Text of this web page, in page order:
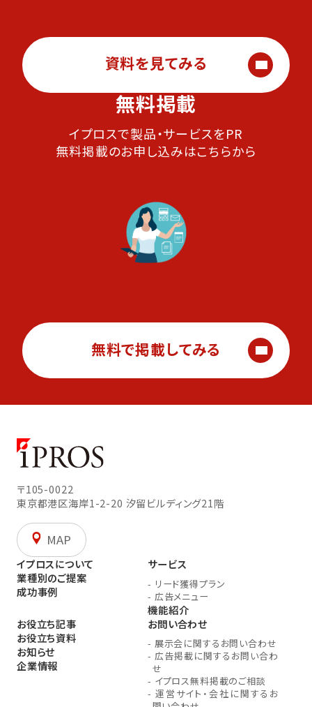
資料を見てみる
無料掲載
イプロスで製品・サービスをPR
無料掲載のお申し込みはこちらから
無料で掲載してみる
〒105-0022
東京都港区海岸1-2-20 汐留ビルディング21階
MAP
イプロスについて
業種別のご提案
成功事例
サービス
- リード獲得プラン
- 広告メニュー
機能紹介
お役立ち記事
お役立ち資料
お知らせ
企業情報
お問い合わせ
- 展示会に関するお問い合わせ
- 広告掲載に関するお問い合わ
せ
- イプロス無料掲載のご相談
- 運営サイト・会社に関するお